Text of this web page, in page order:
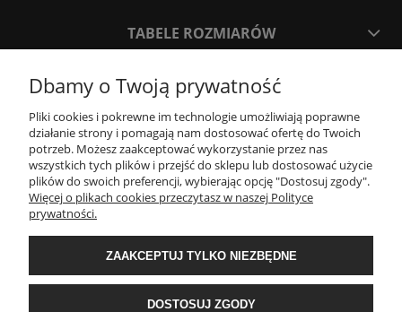
TABELE ROZMIARÓW
SPOSOBY PŁATNOŚCI ORAZ CZAS I KOSZTY DOSTAWY
KONTAKT
WYMIANA / ZWROTY / REKLAMACJE
REGULAMINY
Dbamy o Twoją prywatność
Pliki cookies i pokrewne im technologie umożliwiają poprawne
działanie strony i pomagają nam dostosować ofertę do Twoich
potrzeb. Możesz zaakceptować wykorzystanie przez nas
wszystkich tych plików i przejść do sklepu lub dostosować użycie
plików do swoich preferencji, wybierając opcję "Dostosuj zgody".
Więcej o plikach cookies przeczytasz w naszej Polityce
prywatności.
ZAAKCEPTUJ TYLKO NIEZBĘDNE
DOSTOSUJ ZGODY